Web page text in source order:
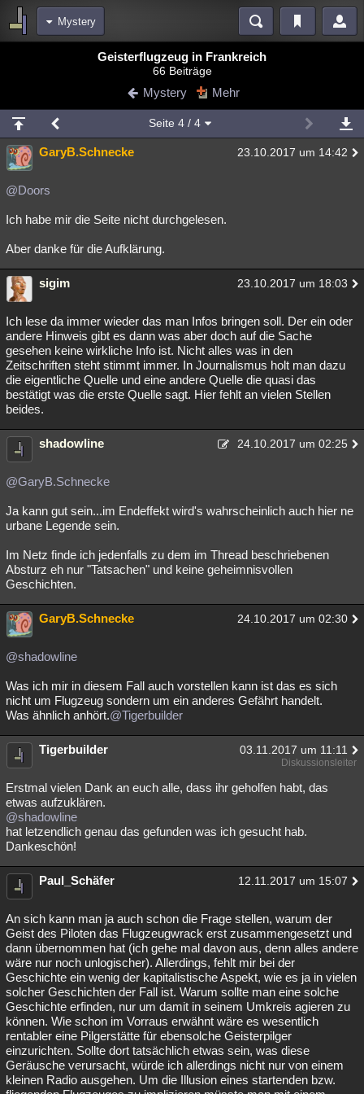
Mystery
Blogs
Chat Wiki Neuigkeiten
meine Rubriken
Menschen Wissenschaft Mystery Kriminalfälle
Spiritualität
Natur Umfragen Unterhaltung
weitere Rubriken
Philosophie Träume Orte Esoterik Literatur
Astronomie
Musik Clash Verbesserungen Allmystery English
Übersichten
Besucht Teilgenommen Alle Neue Geschlossen
Lesenswert
Geisterflugzeug in Frankreich
66 Beiträge
Mystery Mehr
Seite 4/ 4
GaryB.Schnecke 23.10.2017 um 14:42
@Doors
Ich habe mir die Seite nicht durchgelesen.
Aber danke für die Aufklärung.
sigim 23.10.2017 um 18:03
Ich lese da immer wieder das man Infos bringen soll. Der ein oder
andere Hinweis gibt es dann was aber doch auf die Sache
gesehen keine wirkliche Info ist. Nicht alles was in den
Zeitschriften steht stimmt immer. In Journalismus holt man dazu
die eigentliche Quelle und eine andere Quelle die quasi das
bestätigt was die erste Quelle sagt. Hier fehlt an vielen Stellen
beides.
shadowline 24.10.2017 um 02:25
@GaryB.Schnecke
Ja kann gut sein...im Endeffekt wird's wahrscheinlich auch hier ne
urbane Legende sein.
Im Netz finde ich jedenfalls zu dem im Thread beschriebenen
Absturz eh nur "Tatsachen" und keine geheimnisvollen
Geschichten.
GaryB.Schnecke 24.10.2017 um 02:30
@shadowline
Was ich mir in diesem Fall auch vorstellen kann ist das es sich
nicht um Flugzeug sondern um ein anderes Gefährt handelt.
Was ähnlich anhört.@Tigerbuilder
Tigerbuilder 03.11.2017 um 11:11
Diskussionsleiter
Erstmal vielen Dank an euch alle, dass ihr geholfen habt, das
etwas aufzuklären.
@shadowline
hat letzendlich genau das gefunden was ich gesucht hab.
Dankeschön!
Paul_Schäfer 12.11.2017 um 15:07
An sich kann man ja auch schon die Frage stellen, warum der
Geist des Piloten das Flugzeugwrack erst zusammengesetzt und
dann übernommen hat (ich gehe mal davon aus, denn alles andere
wäre nur noch unlogischer). Allerdings, fehlt mir bei der
Geschichte ein wenig der kapitalistische Aspekt, wie es ja in vielen
solcher Geschichten der Fall ist. Warum sollte man eine solche
Geschichte erfinden, nur um damit in seinem Umkreis agieren zu
können. Wie schon im Vorraus erwähnt wäre es wesentlich
rentabler eine Pilgerstätte für ebensolche Geisterpilger
einzurichten. Sollte dort tatsächlich etwas sein, was diese
Geräusche verursacht, würde ich allerdings nicht nur von einem
kleinen Radio ausgehen. Um die Illusion eines startenden bzw.